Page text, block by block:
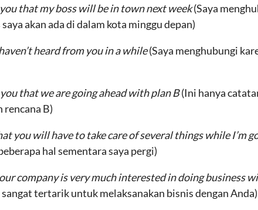
that my boss will be in town next week(Saya
akan ada di dalam kota minggu depan)
heard from you in a while(Saya menghubungi
that we are going ahead with plan B(Ini hanya
rencana B)
you will have to take care of several things while I’m
hal sementara saya pergi)
company is very much interested in doing business
tertarik untuk melaksanakan bisnis dengan Anda)